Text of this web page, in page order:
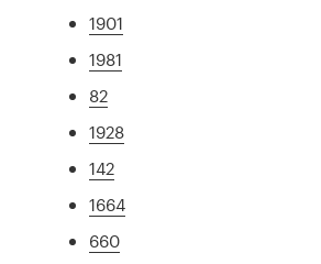
1901
1981
82
1928
142
1664
660